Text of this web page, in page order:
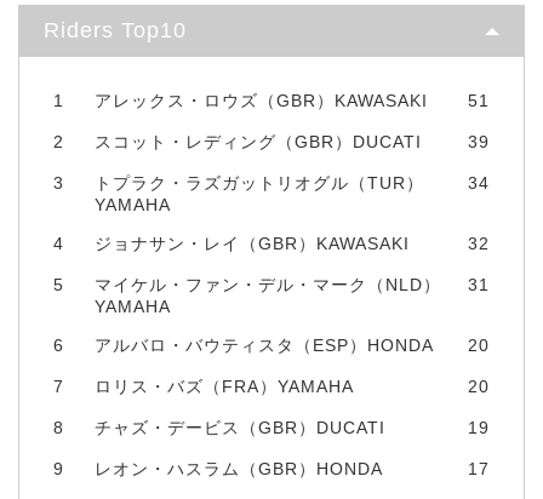
Riders Top10
1 アレックス・ロウズ（GBR）KAWASAKI 51
2 スコット・レディング（GBR）DUCATI 39
3
トプラク・ラズガットリオグル（TUR）
YAMAHA
34
4 ジョナサン・レイ（GBR）KAWASAKI 32
5
マイケル・ファン・デル・マーク（NLD）
YAMAHA
31
6 アルバロ・バウティスタ（ESP）HONDA 20
7 ロリス・バズ（FRA）YAMAHA 20
8 チャズ・デービス（GBR）DUCATI 19
9 レオン・ハスラム（GBR）HONDA 17